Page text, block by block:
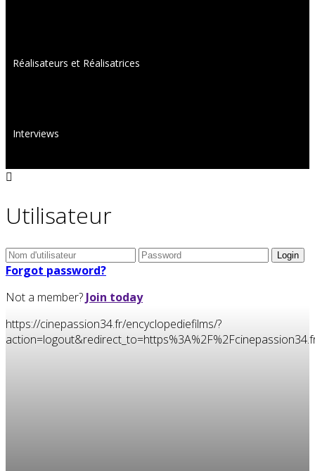
Réalisateurs et Réalisatrices
Interviews
Utilisateur
Forgot password?
Not a member? Join today
https://cinepassion34.fr/encyclopediefilms/?